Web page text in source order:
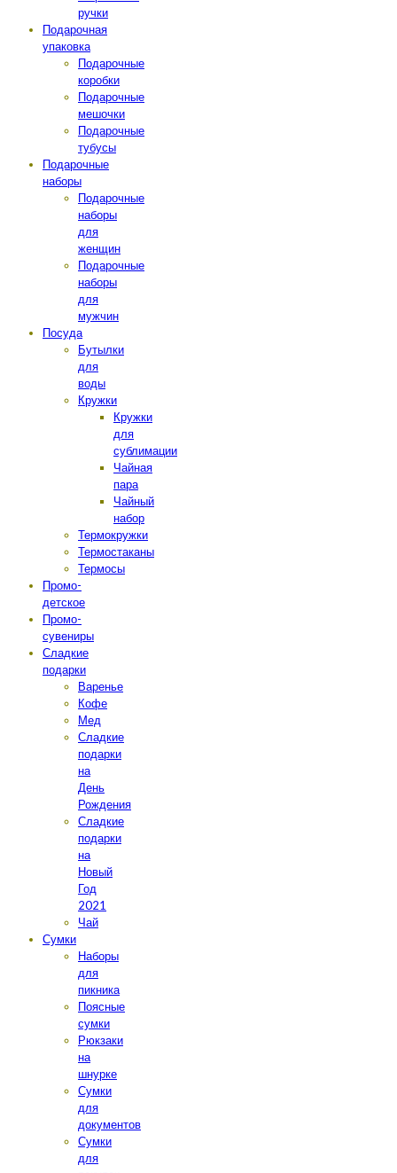
ручки
Подарочная
упаковка
Подарочные
коробки
Подарочные
мешочки
Подарочные
тубусы
Подарочные
наборы
Подарочные
наборы
для
женщин
Подарочные
наборы
для
мужчин
Посуда
Бутылки
для
воды
Кружки
Кружки
для
сублимации
Чайная
пара
Чайный
набор
Термокружки
Термостаканы
Термосы
Промо-
детское
Промо-
сувениры
Сладкие
подарки
Варенье
Кофе
Мед
Сладкие
подарки
на
День
Рождения
Сладкие
подарки
на
Новый
Год
2021
Чай
Сумки
Наборы
для
пикника
Поясные
сумки
Рюкзаки
на
шнурке
Сумки
для
документов
Сумки
для